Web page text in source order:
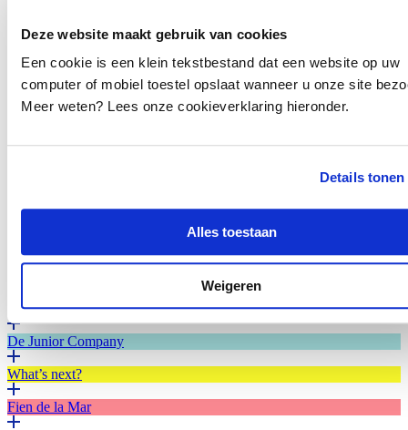
Deze website maakt gebruik van cookies
Een cookie is een klein tekstbestand dat een website op uw
computer of mobiel toestel opslaat wanneer u onze site
Meer weten? Lees onze cookieverklaring hieronder.
Details tonen
Alles toestaan
Weigeren
uiteindelijk als docent aan de slag kan bij Foundation.
Delen
Catoo Lustig, Amisha Kumra, John Agesilas en Tim
Theater
De Junior Company
What’s next?
Fien de la Mar